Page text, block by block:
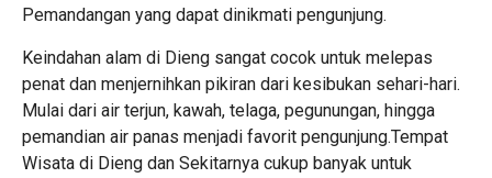
Pemandangan yang dapat dinikmati pengunjung.
Keindahan alam di Dieng sangat cocok untuk melepas
penat dan menjernihkan pikiran dari kesibukan sehari-hari.
Mulai dari air terjun, kawah, telaga, pegunungan, hingga
pemandian air panas menjadi favorit pengunjung.Tempat
Wisata di Dieng dan Sekitarnya cukup banyak untuk